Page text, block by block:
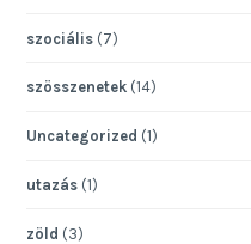
szociális (7)
szösszenetek (14)
Uncategorized (1)
utazás (1)
zöld (3)